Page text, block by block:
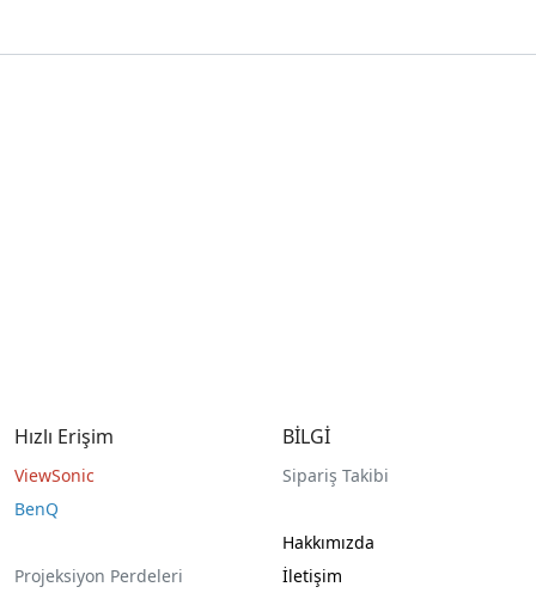
Hızlı Erişim
ViewSonic
BenQ
Projeksiyon Perdeleri
BİLGİ
Sipariş Takibi
Hakkımızda
İletişim